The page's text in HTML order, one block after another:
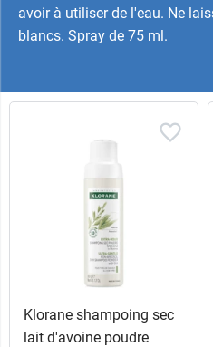
avoir à utiliser de l'eau. Ne
blancs. Spray de 75 ml.
Klorane shampoing sec
lait d'avoine poudre